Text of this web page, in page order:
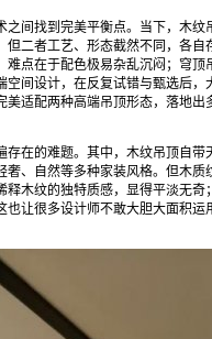
间找到完美平衡点。当下，木纹
二者工艺、形态截然不同，各自
点在于配色极易杂乱沉闷；穹顶
间设计，在反复试错与甄选后，
适配两种高端吊顶形态，落地出
在的难题。其中，木纹吊顶自带
、自然等多种家装风格。但木质
木纹的独特质感，显得平淡无奇
让很多设计师不敢大胆大面积运